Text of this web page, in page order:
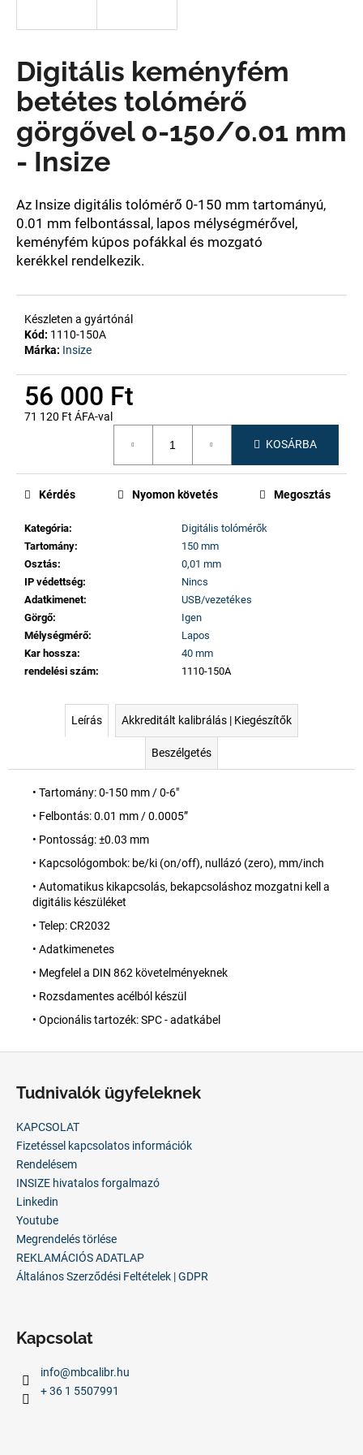
Digitális keményfém
betétes tolómérő
görgővel 0-150/0.01 mm
- Insize
Az Insize digitális tolómérő 0-150 mm tartományú,
0.01 mm felbontással, lapos mélységmérővel,
keményfém kúpos pofákkal és mozgató
kerékkel rendelkezik.
Készleten a gyártónál
Kód: 1110-150A
Márka: Insize
56 000 Ft
71 120 Ft ÁFA-val
KOSÁRBA
Kategória:
Digitális tolómérők
Tartomány:
150 mm
Osztás:
0,01 mm
IP védettség:
Nincs
Adatkimenet:
USB/vezetékes
Görgő:
Igen
Mélységmérő:
Lapos
Kar hossza:
40 mm
rendelési szám: 1110-150A
Kérdés Nyomon követés Megosztás
Leírás Akkreditált kalibrálás | Kiegészítők
Beszélgetés
• Tartomány: 0-150 mm / 0-6"
• Felbontás: 0.01 mm / 0.0005”
• Pontosság: ±0.03 mm
• Kapcsológombok: be/ki (on/off), nullázó (zero), mm/inch
• Automatikus kikapcsolás, bekapcsoláshoz mozgatni kell a
digitális készüléket
• Telep: CR2032
• Adatkimenetes
• Megfelel a DIN 862 követelményeknek
• Rozsdamentes acélból készül
• Opcionális tartozék: SPC - adatkábel
j
á
n
j
Tudnivalók ügyfeleknek
KAPCSOLAT
Fizetéssel kapcsolatos információk
Rendelésem
INSIZE hivatalos forgalmazó
Linkedin
Youtube
Megrendelés törlése
REKLAMÁCIÓS ADATLAP
Általános Szerződési Feltételek | GDPR
Kapcsolat
info@mbcalibr.hu
+ 36 1 5507991